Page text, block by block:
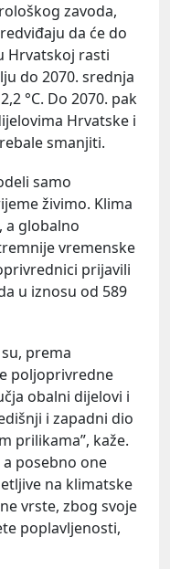
zavoda,
da će do
Hrvatskoj rasti
do 2070. srednja
°C. Do 2070. pak
Hrvatske i
smanjiti.
samo
živimo. Klima
a globalno
vremenske
prijavili
u iznosu od 589
prema
poljoprivredne
obalni dijelovi i
i zapadni dio
prilikama”, kaže.
posebno one
na klimatske
vrste, zbog svoje
poplavljenosti,